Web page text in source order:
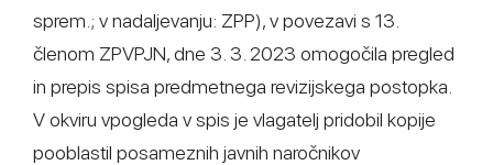
sprem.; v nadaljevanju: ZPP), v povezavi s 13.
členom ZPVPJN, dne 3. 3. 2023 omogočila pregled
in prepis spisa predmetnega revizijskega postopka.
V okviru vpogleda v spis je vlagatelj pridobil kopije
pooblastil posameznih javnih naročnikov